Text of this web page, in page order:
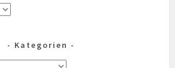
Kategorien